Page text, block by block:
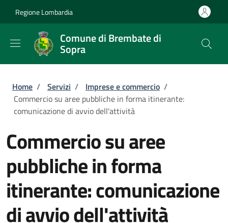
Regione Lombardia
Comune di Brembate di
Sopra
Briciole di pane
Home / Servizi / Imprese e commercio /
Commercio su aree pubbliche in forma itinerante:
comunicazione di avvio dell'attività
Commercio su aree
pubbliche in forma
itinerante: comunicazione
di avvio dell'attività